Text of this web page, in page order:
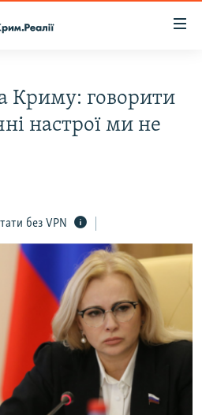
Криму: говорити
настрої ми не
без VPN